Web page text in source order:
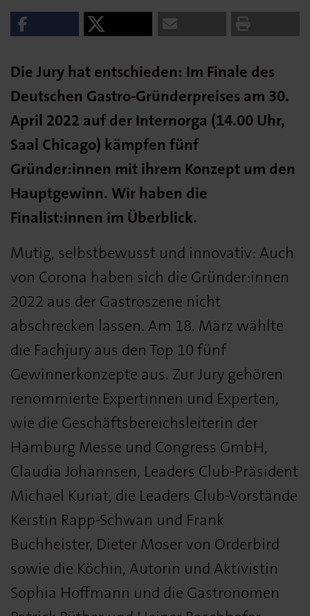
Die Jury hat entschieden: Im Finale des
Deutschen Gastro-Gründerpreises am 30.
April 2022 auf der Internorga (14.00 Uhr,
Saal Chicago) kämpfen fünf
Gründer:innen mit ihrem Konzept um den
Hauptgewinn. Wir haben die
Finalist:innen im Überblick.
Mutig, selbstbewusst und innovativ: Auch
von Corona haben sich die Gründer:innen
2022 aus der Gastroszene nicht
abschrecken lassen. Am 18. März wählte
die Fachjury aus den Top 10 fünf
Gewinnerkonzepte aus. Zur Jury gehören
renommierte Expertinnen und Experten,
wie die Geschäftsbereichsleiterin der
Hamburg Messe und Congress GmbH,
Claudia Johannsen, Leaders Club-Präsident
Michael Kuriat, die Leaders Club-Vorstände
Kerstin Rapp-Schwan und Frank
Buchheister, Dieter Moser von Orderbird
sowie die Köchin, Autorin und Aktivistin
Sophia Hoffmann und die Gastronomen